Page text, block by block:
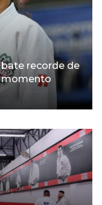
recorde de
momento